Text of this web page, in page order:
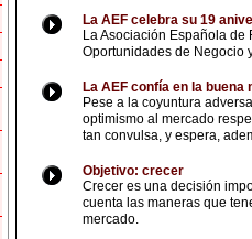
La AEF celebra su 19
La Asociación Española
Oportunidades de Negocio
La AEF confía en la
Pese a la coyuntura
optimismo al mercado
tan convulsa, y espera,
Objetivo: crecer
Crecer es una decisión
cuenta las maneras que
mercado.